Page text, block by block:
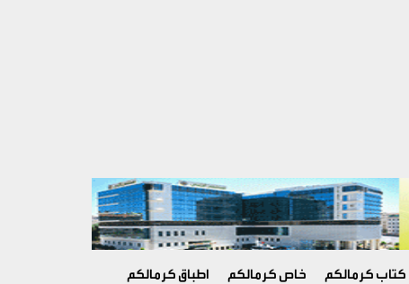
كتاب كرمالكم خاص كرمالكم اطباق كرمالكم